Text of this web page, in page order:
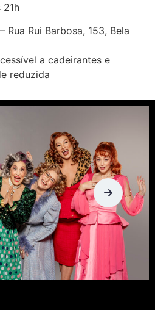
21h
Rui Barbosa, 153, Bela
a cadeirantes e
reduzida